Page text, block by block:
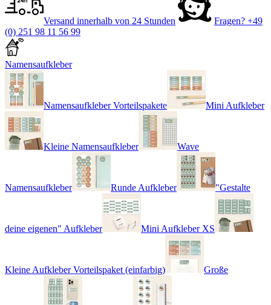
Versand innerhalb von 24 Stunden Fragen? +49
(0) 251 98 11 56 99
Namensaufkleber
Namensaufkleber Vorteilspakete Mini Aufkleber
Kleine Namensaufkleber Wave
Namensaufkleber Runde Aufkleber "Gestalte
deine eigenen" Aufkleber Mini Aufkleber XS
Kleine Aufkleber Vorteilspaket (einfarbig) Große